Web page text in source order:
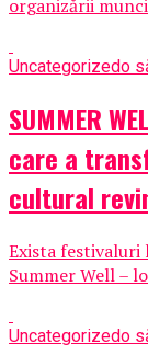
organizării
Uncategorizedo
SUMMER
care a
cultural
Exista festivaluri
Summer Well –
Uncategorizedo